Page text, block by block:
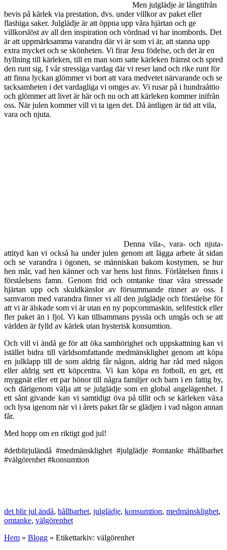
Men julglädje är långtifrån
bevis på kärlek via prestation, dvs. under villkor av paket eller
flashiga saker. Julglädje är att öppna upp våra hjärtan och ge
villkorslöst av all den inspiration och vördnad vi har inombords. Det
är att uppmärksamma varandra där vi är som vi är, att stanna upp
extra mycket och se skönheten. Vi firar Jesu födelse, och det är en
hyllning till kärleken, till en man som satte kärleken främst och spred
den runt sig. I vår stressiga vardag där vi reser land och rike runt för
att finna lyckan glömmer vi bort att vara medvetet närvarande och se
tacksamheten i det vardagliga vi omges av. Vi rusar på i hundraåttio
och glömmer att livet är här och nu och att kärleken kommer inifrån
oss. När julen kommer vill vi ta igen det. Då äntligen är tid att vila,
vara och njuta.
Denna vila-, vara- och njuta-
attityd kan vi också ha under julen genom att lägga arbete åt sidan
och se varandra i ögonen, se människan bakom kostymen, se hur
hen mår, vad hen känner och var hens lust finns. Förlåtelsen finns i
förståelsens famn. Genom frid och omtanke tinar våra stressade
hjärtan upp och skuldkänslor av försummande rinner av oss. I
samvaron med varandra finner vi all den julglädje och förståelse för
att vi är älskade som vi är utan en ny popcornmaskin, selifestick eller
fler paket än i fjol. Vi kan tillsammans pyssla och umgås och se att
världen är fylld av kärlek utan hysterisk konsumtion.
Och vill vi ändå ge för att öka samhörighet och uppskattning kan vi
istället bidra till världsomfattande medmänsklighet genom att köpa
en julklapp till de som aldrig får någon, aldrig har råd med någon
eller aldrig sett ett köpcentra. Vi kan köpa en fotboll, en get, ett
myggnät eller ett par hönor till några familjer och barn i en fattig by,
och därigenom välja att se julglädje som en global angelägenhet. I
ett sånt givande kan vi samtidigt öva på tillit och se kärleken växa
och lysa igenom när vi i årets paket får se glädjen i vad någon annan
får.
Med hopp om en riktigt god jul!
#detblirjuländå #medmänsklighet #julglädje #omtanke #hållbarhet
#välgörenhet #konsumtion
det blir jul ändå, hållbarhet, julglädje, konsumtion, medmänsklighet,
omtanke, välgörenhet
Hem » Blogg » Etikettarkiv: välgörenhet